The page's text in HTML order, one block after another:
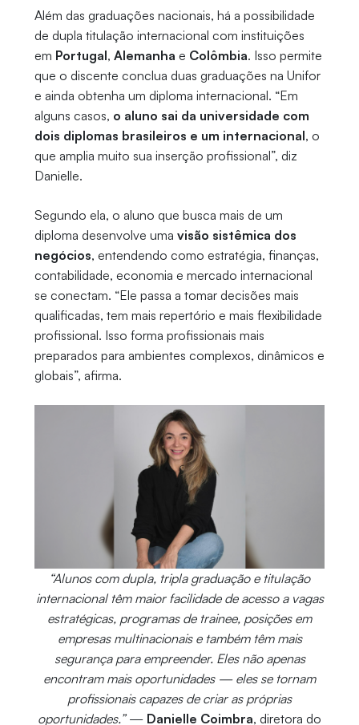
Além das graduações nacionais, há a possibilidade
de dupla titulação internacional com instituições
em Portugal, Alemanha e Colômbia. Isso permite
que o discente conclua duas graduações na Unifor
e ainda obtenha um diploma internacional. “Em
alguns casos, o aluno sai da universidade com
dois diplomas brasileiros e um internacional, o
que amplia muito sua inserção profissional”, diz
Danielle.
Segundo ela, o aluno que busca mais de um
diploma desenvolve uma visão sistêmica dos
negócios, entendendo como estratégia, finanças,
contabilidade, economia e mercado internacional
se conectam. “Ele passa a tomar decisões mais
qualificadas, tem mais repertório e mais flexibilidade
profissional. Isso forma profissionais mais
preparados para ambientes complexos, dinâmicos e
globais”, afirma.
“Alunos com dupla, tripla graduação e titulação
internacional têm maior facilidade de acesso a vagas
estratégicas, programas de trainee, posições em
empresas multinacionais e também têm mais
segurança para empreender. Eles não apenas
encontram mais oportunidades — eles se tornam
profissionais capazes de criar as próprias
oportunidades.”— Danielle Coimbra, diretora do